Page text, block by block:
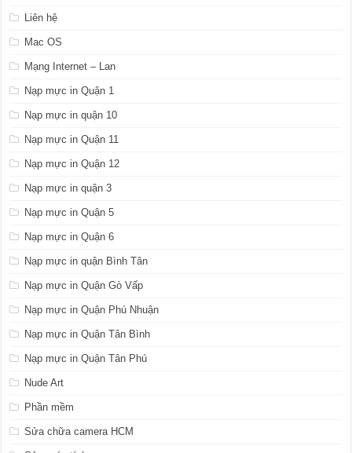
Liên hệ
Mac OS
Mạng Internet – Lan
Nạp mực in Quận 1
Nạp mực in quận 10
Nạp mực in Quận 11
Nạp mực in Quận 12
Nạp mực in quận 3
Nạp mực in Quận 5
Nạp mực in Quận 6
Nạp mực in quận Bình Tân
Nạp mực in Quận Gò Vấp
Nạp mực in Quận Phú Nhuận
Nạp mực in Quận Tân Bình
Nạp mực in Quận Tân Phú
Nude Art
Phần mềm
Sửa chữa camera HCM